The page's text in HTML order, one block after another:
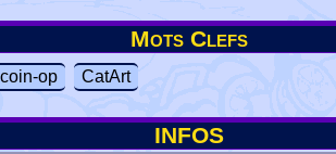
Mots Clefs
coin-op CatArt
INFOS